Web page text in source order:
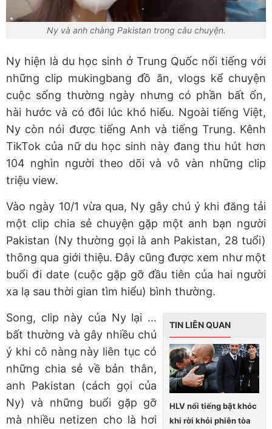
Ny và anh chàng Pakistan trong câu chuyện.
Ny hiện là du học sinh ở Trung Quốc nổi tiếng với
những clip mukingbang đồ ăn, vlogs kể chuyện
cuộc sống thường ngày nhưng có phần bất ổn,
hài hước và có đôi lúc khó hiểu. Ngoài tiếng Việt,
Ny còn nói được tiếng Anh và tiếng Trung. Kênh
TikTok của nữ du học sinh này đang thu hút hơn
104 nghìn người theo dõi và vô vàn những clip
triệu view.
Vào ngày 10/1 vừa qua, Ny gây chú ý khi đăng tải
một clip chia sẻ chuyện gặp một anh bạn người
Pakistan (Ny thường gọi là anh Pakistan, 28 tuổi)
thông qua giới thiệu. Đây cũng được xem như một
buổi đi date (cuộc gặp gỡ đầu tiên của hai người
xa lạ sau thời gian tìm hiểu) bình thường.
TIN LIÊN QUAN
HLV nổi tiếng bật khóc
khi rời khỏi phiên tòa
Song, clip này của Ny lại …
bất thường và gây nhiều chú
ý khi cô nàng này liên tục có
những chia sẻ về bản thân,
anh Pakistan (cách gọi của
Ny) và những buổi gặp gỡ
mà nhiều netizen cho là hơi